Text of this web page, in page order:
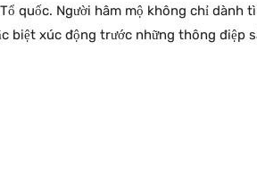
quốc. Người hâm mộ không chỉ dành
biệt xúc động trước những thông điệp